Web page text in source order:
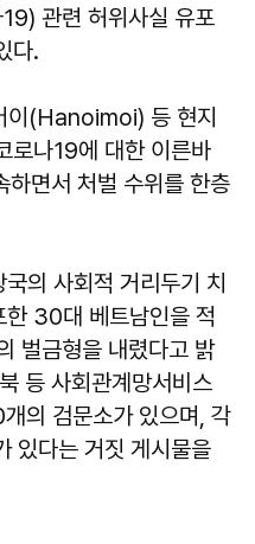
관련 허위사실 유포
다.
이(Hanoimoi) 등 현지
로나19에 대한 이른바
하면서 처벌 수위를 한층
의 사회적 거리두기 치
한 30대 베트남인을 적
벌금형을 내렸다고 밝
등 사회관계망서비스
의 검문소가 있으며, 각
있다는 거짓 게시물을